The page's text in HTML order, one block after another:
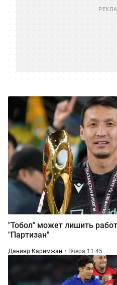
"Тобол" может лишить
"Партизан"
Данияр Каримжан Вчера 11:45